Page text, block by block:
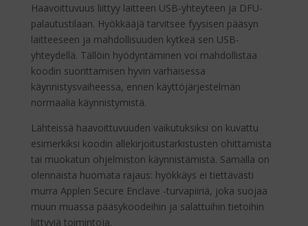
Haavoittuvuus liittyy laitteen USB-yhteyteen ja DFU-
palautustilaan. Hyökkääjä tarvitsee fyysisen pääsyn
laitteeseen ja mahdollisuuden kytkeä sen USB-
yhteydellä. Tällöin hyödyntäminen voi mahdollistaa
koodin suorittamisen hyvin varhaisessa
käynnistysvaiheessa, ennen käyttöjärjestelmän
normaalia käynnistymistä.
Lähteissä haavoittuvuuden vaikutuksiksi on kuvattu
esimerkiksi koodin allekirjoitustarkistusten ohittamista
tai muokatun ohjelmiston käynnistämistä. Samalla on
olennaista huomata rajaus: hyökkäys ei tiettävästi
murra Applen Secure Enclave -turvapiiriä, joka suojaa
muun muassa pääsykoodeihin ja salattuihin tietoihin
liittyviä toimintoja.